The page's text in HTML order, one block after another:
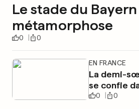
Le stade du
métamorphose
0 0
EN FRANCE
La demi-
se confie
0 0